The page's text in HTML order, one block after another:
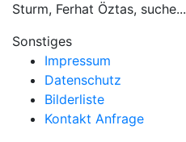
Sturm, Ferhat Öztas, suche...
Sonstiges
Impressum
Datenschutz
Bilderliste
Kontakt Anfrage